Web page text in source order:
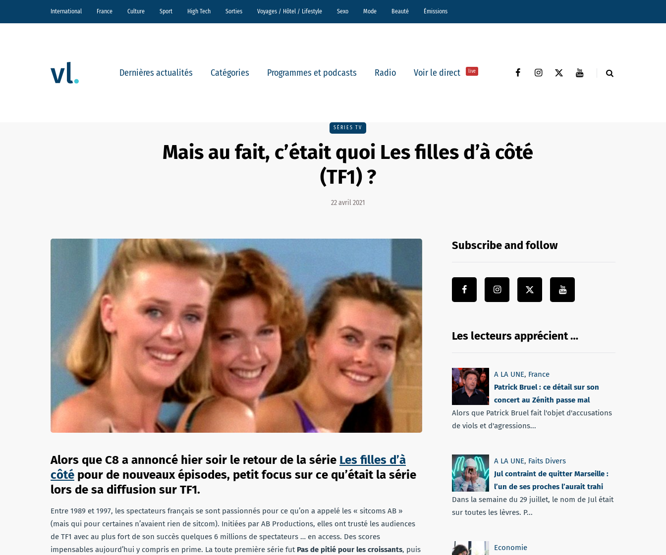
International France Culture Sport High Tech Sorties Voyages / Hôtel / Lifestyle Sexo Mode Beauté Émissions
Dernières actualités Catégories Programmes et podcasts Radio Voir le direct live
SÉRIES TV
Mais au fait, c’était quoi Les filles d’à côté
(TF1) ?
22 avril 2021
Alors que C8 a annoncé hier soir le retour de la série Les filles d’à
côté pour de nouveaux épisodes, petit focus sur ce qu’était la série
lors de sa diffusion sur TF1.
Entre 1989 et 1997, les spectateurs français se sont passionnés pour ce qu’on a appelé les « sitcoms AB »
(mais qui pour certaines n’avaient rien de sitcom). Initiées par AB Productions, elles ont trusté les audiences
de TF1 avec au plus fort de son succès quelques 6 millions de spectateurs … en access. Des scores
impensables aujourd’hui y compris en prime. La toute première série fut Pas de pitié pour les croissants, puis
Subscribe and follow
Les lecteurs apprécient …
A LA UNE, France
Patrick Bruel : ce détail sur son
concert au Zénith passe mal
Alors que Patrick Bruel fait l'objet d'accusations
de viols et d'agressions...
A LA UNE, Faits Divers
Jul contraint de quitter Marseille :
l’un de ses proches l’aurait trahi
Dans la semaine du 29 juillet, le nom de Jul était
sur toutes les lèvres. P...
Economie